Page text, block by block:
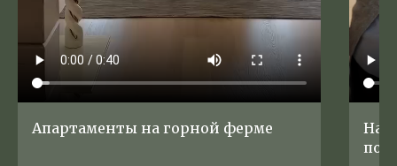
Апартаменты на горной ферме
На
по